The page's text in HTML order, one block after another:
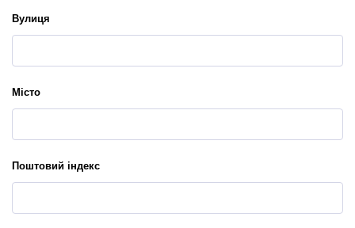
Вулиця
Місто
Поштовий індекс